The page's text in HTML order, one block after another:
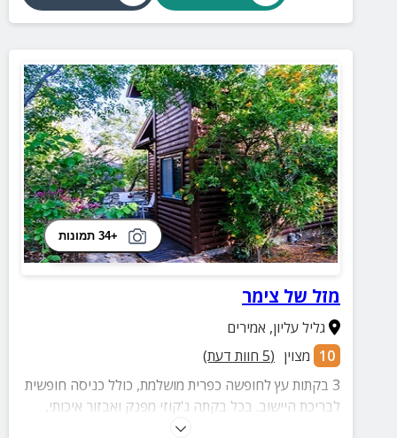
+34 תמונות
מזל של צימר
גליל עליון, אמירים
10 מצוין (
5 חוות דעת)
3 בקתות עץ לחופשה כפרית מושלמת, כולל כניסה חופשית
לבריכת היישוב. בכל בקתה ג'קוזי מפנק ואבזור איכותי,
לצד חצר מטופחת באווירה גלילית עם נדנדות וטאבון.